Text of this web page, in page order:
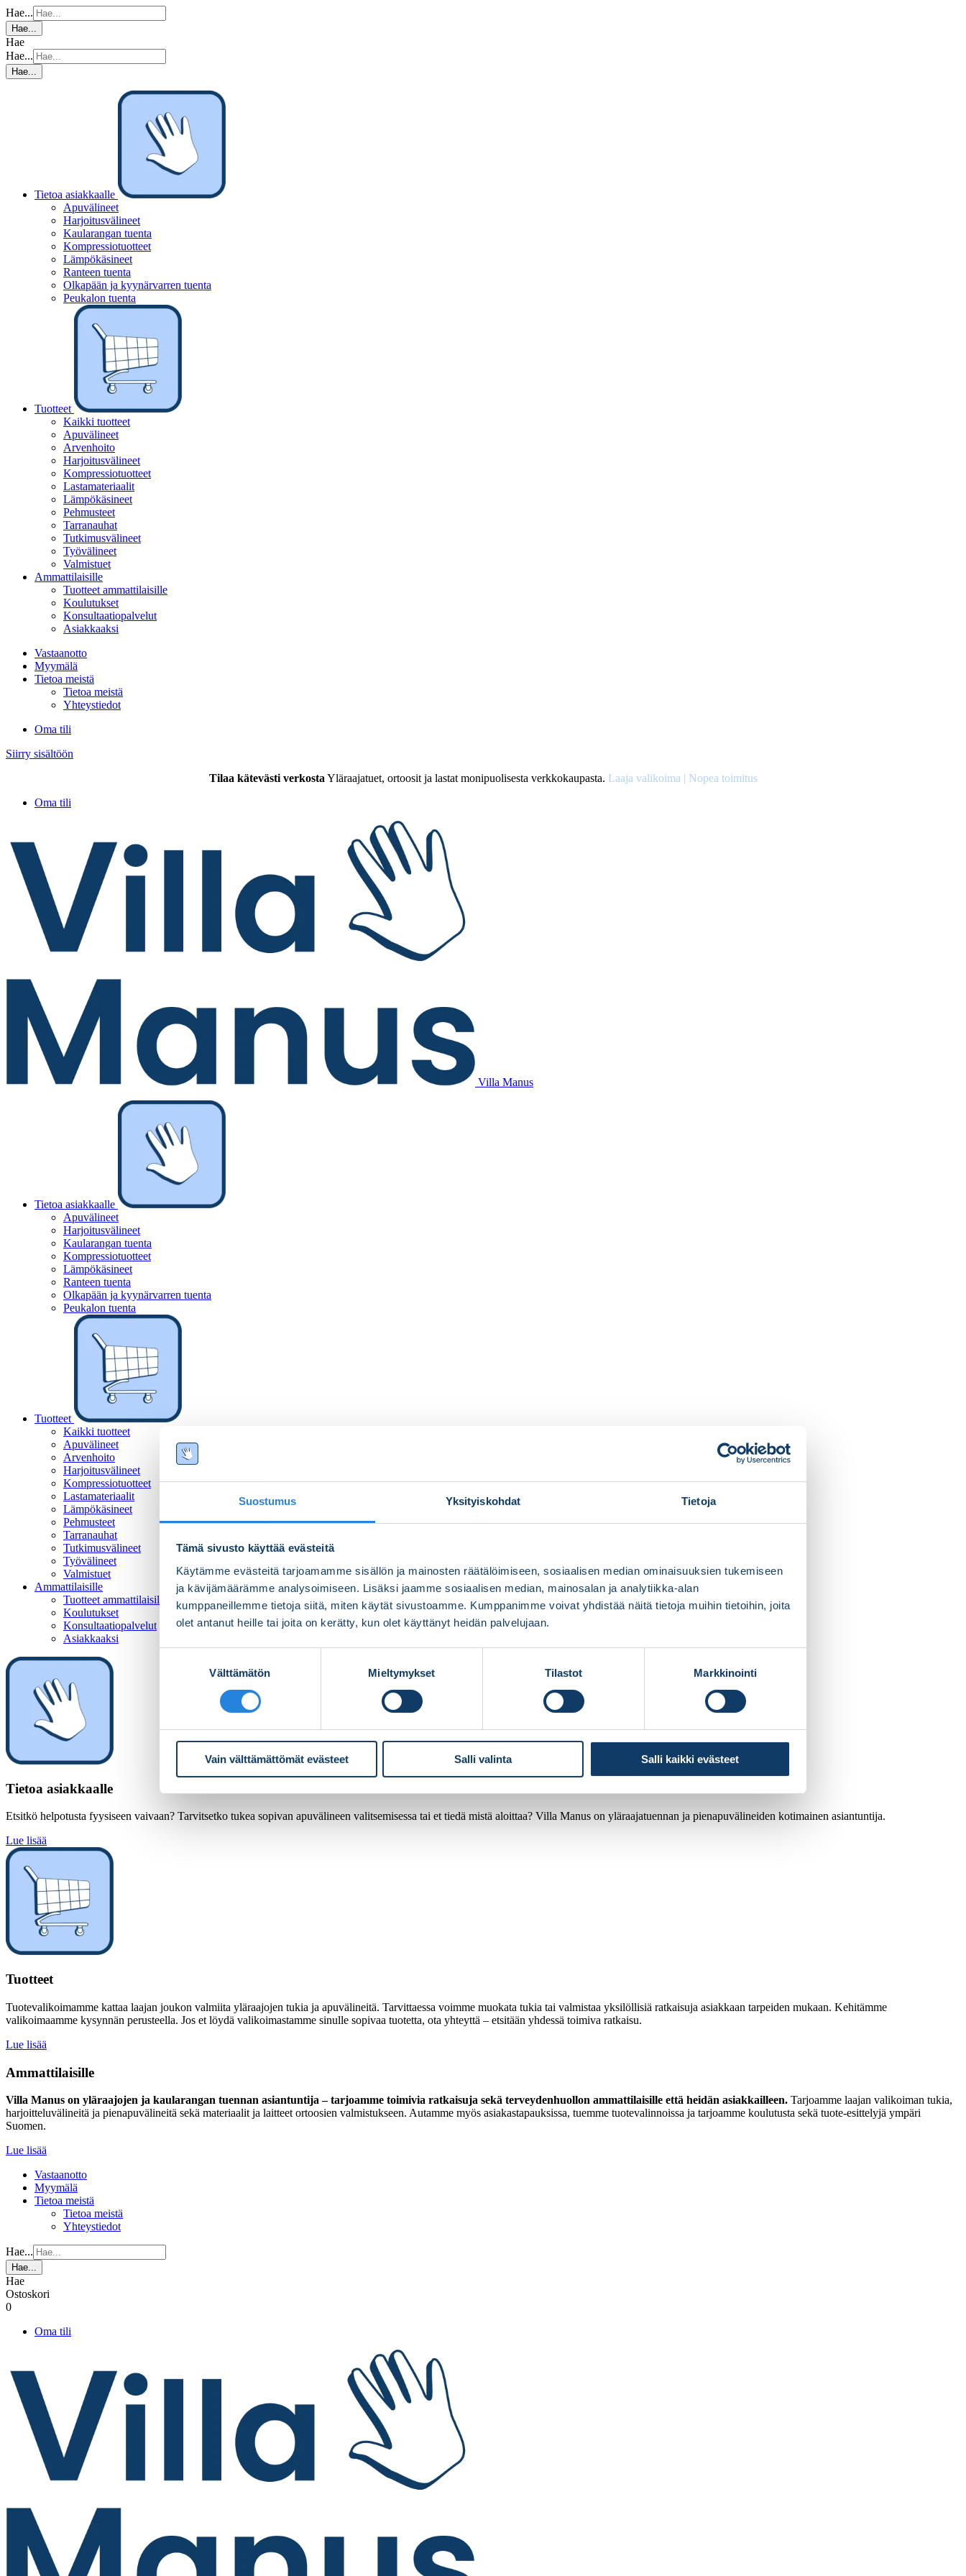
Suostumus Yksityiskohdat Tietoja
Tämä sivusto käyttää evästeitä
Käytämme evästeitä tarjoamamme sisällön ja mainosten räätälöimiseen, sosiaalisen median ominaisuuksien tukemiseen
ja kävijämäärämme analysoimiseen. Lisäksi jaamme sosiaalisen median, mainosalan ja analytiikka-alan
kumppaneillemme tietoja siitä, miten käytät sivustoamme. Kumppanimme voivat yhdistää näitä tietoja muihin tietoihin, joita
olet antanut heille tai joita on kerätty, kun olet käyttänyt heidän palvelujaan.
Välttämätön Mieltymykset Tilastot Markkinointi
Vain välttämättömät evästeet Salli valinta Salli kaikki evästeet
Hae...
Hae...
Hae
Hae...
Hae...
Tietoa asiakkaalle
Apuvälineet
Harjoitusvälineet
Kaularangan tuenta
Kompressiotuotteet
Lämpökäsineet
Ranteen tuenta
Olkapään ja kyynärvarren tuenta
Peukalon tuenta
Tuotteet
Kaikki tuotteet
Apuvälineet
Arvenhoito
Harjoitusvälineet
Kompressiotuotteet
Lastamateriaalit
Lämpökäsineet
Pehmusteet
Tarranauhat
Tutkimusvälineet
Työvälineet
Valmistuet
Ammattilaisille
Tuotteet ammattilaisille
Koulutukset
Konsultaatiopalvelut
Asiakkaaksi
Vastaanotto
Myymälä
Tietoa meistä
Tietoa meistä
Yhteystiedot
Oma tili
Siirry sisältöön
Tilaa kätevästi verkosta Yläraajatuet, ortoosit ja lastat monipuolisesta verkkokaupasta. Laaja valikoima | Nopea toimitus
Oma tili
Villa Manus
Tietoa asiakkaalle
Apuvälineet
Harjoitusvälineet
Kaularangan tuenta
Kompressiotuotteet
Lämpökäsineet
Ranteen tuenta
Olkapään ja kyynärvarren tuenta
Peukalon tuenta
Tuotteet
Kaikki tuotteet
Apuvälineet
Arvenhoito
Harjoitusvälineet
Kompressiotuotteet
Lastamateriaalit
Lämpökäsineet
Pehmusteet
Tarranauhat
Tutkimusvälineet
Työvälineet
Valmistuet
Ammattilaisille
Tuotteet ammattilaisille
Koulutukset
Konsultaatiopalvelut
Asiakkaaksi
Tietoa asiakkaalle
Etsitkö helpotusta fyysiseen vaivaan? Tarvitsetko tukea sopivan apuvälineen valitsemisessa tai et tiedä mistä aloittaa? Villa Manus on yläraajatuennan ja pienapuvälineiden kotimainen asiantuntija.
Lue lisää
Tuotteet
Tuotevalikoimamme kattaa laajan joukon valmiita yläraajojen tukia ja apuvälineitä. Tarvittaessa voimme muokata tukia tai valmistaa yksilöllisiä ratkaisuja asiakkaan tarpeiden mukaan. Kehitämme
valikoimaamme kysynnän perusteella. Jos et löydä valikoimastamme sinulle sopivaa tuotetta, ota yhteyttä – etsitään yhdessä toimiva ratkaisu.
Lue lisää
Ammattilaisille
Villa Manus on yläraajojen ja kaularangan tuennan asiantuntija – tarjoamme toimivia ratkaisuja sekä terveydenhuollon ammattilaisille että heidän asiakkailleen. Tarjoamme laajan valikoiman tukia,
harjoitteluvälineitä ja pienapuvälineitä sekä materiaalit ja laitteet ortoosien valmistukseen. Autamme myös asiakastapauksissa, tuemme tuotevalinnoissa ja tarjoamme koulutusta sekä tuote-esittelyjä ympäri
Suomen.
Lue lisää
Vastaanotto
Myymälä
Tietoa meistä
Tietoa meistä
Yhteystiedot
Hae...
Hae...
Hae
Ostoskori
0
Oma tili